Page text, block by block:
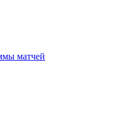
матчей